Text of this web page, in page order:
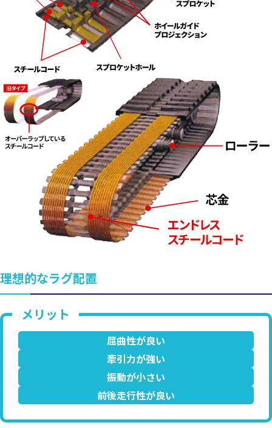
理想的なラグ配置
屈曲性が良い
牽引力が強い
振動が小さい
前後走行性が良い